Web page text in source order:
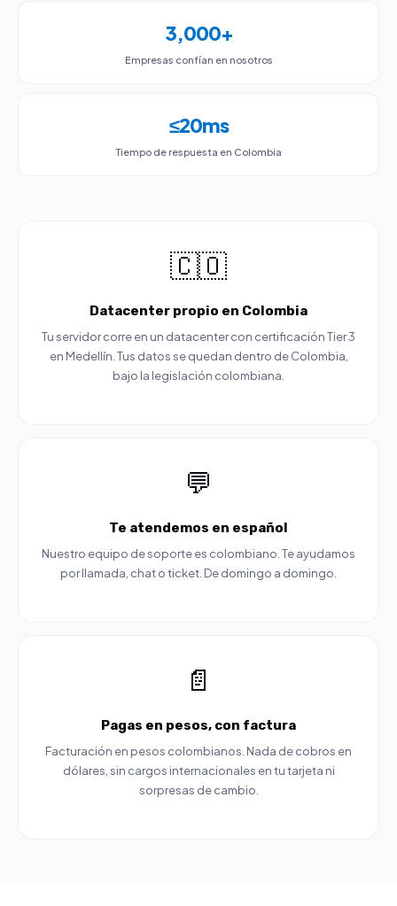
3,000+
Empresas confían en nosotros
≤20ms
Tiempo de respuesta en Colombia
🇨🇴
Datacenter propio en Colombia
Tu servidor corre en un datacenter con certificación Tier 3
en Medellín. Tus datos se quedan dentro de Colombia,
bajo la legislación colombiana.
💬
Te atendemos en español
Nuestro equipo de soporte es colombiano. Te ayudamos
por llamada, chat o ticket. De domingo a domingo.
📄
Pagas en pesos, con factura
Facturación en pesos colombianos. Nada de cobros en
dólares, sin cargos internacionales en tu tarjeta ni
sorpresas de cambio.